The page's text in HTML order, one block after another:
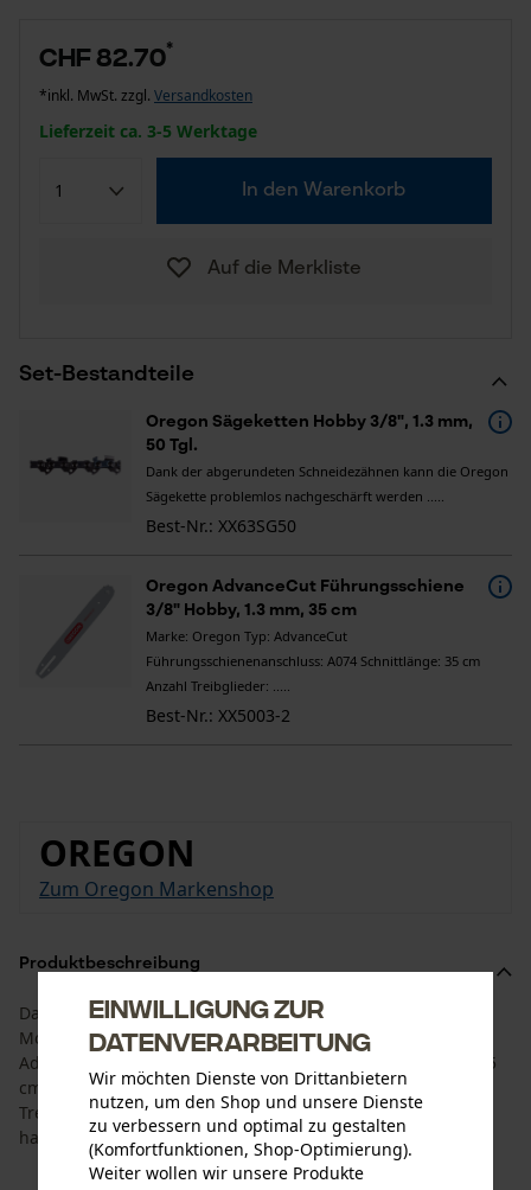
Set-Bestandteile
Oregon Sägeketten Hobby 3/8", 1.3 mm,
50 Tgl.
Dank der abgerundeten Schneidezähnen kann die Oregon
Sägekette problemlos nachgeschärft werden .....
Best-Nr.: XX63SG50
Oregon AdvanceCut Führungsschiene
3/8" Hobby, 1.3 mm, 35 cm
Marke: Oregon Typ: AdvanceCut
Führungsschienenanschluss: A074 Schnittlänge: 35 cm
Anzahl Treibglieder: .....
Best-Nr.: XX5003-2
CHF 82.70*
*inkl. MwSt. zzgl. Versandkosten
Lieferzeit ca. 3-5 Werktage
In den Warenkorb
Auf die Merkliste
OREGON
Zum Oregon Markenshop
Produktbeschreibung
Das Set ist auf die Standzeit von Schiene und
Motorsägenkette angepasst. Es besteht aus der Oregon
AdvanceCut Führungsschiene mit einer Schnittlänge von 35
cm und 4 Oregon Halbmeißel Sägeketten mit einer
Treibgliedbreite von 1,3 mm und 3/8" Hobby Teilung. So
haben Sie die passende Ersatzkette gleich zur Hand.
Einwilligung zur
Datenverarbeitung
Wir möchten Dienste von Drittanbietern
nutzen, um den Shop und unsere Dienste
zu verbessern und optimal zu gestalten
(Komfortfunktionen, Shop-Optimierung).
Weiter wollen wir unsere Produkte